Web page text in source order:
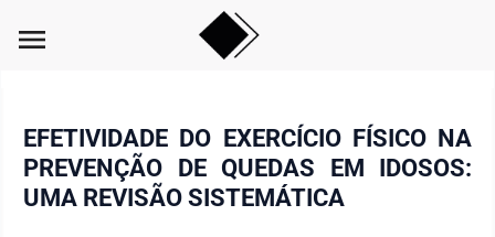
menu
EFETIVIDADE DO EXERCÍCIO FÍSICO NA
PREVENÇÃO DE QUEDAS EM IDOSOS:
UMA REVISÃO SISTEMÁTICA